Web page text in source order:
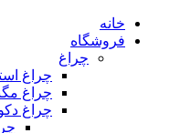
خانه
فروشگاه
چراغ
چراغ
چراغ
چراغ